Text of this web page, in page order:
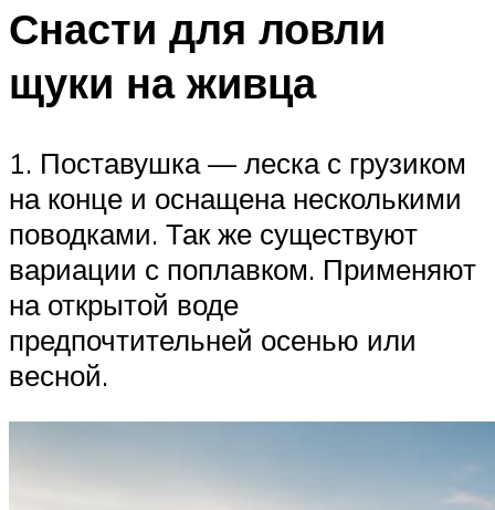
Снасти для ловли
щуки на живца
1. Поставушка — леска с грузиком
на конце и оснащена несколькими
поводками. Так же существуют
вариации с поплавком. Применяют
на открытой воде
предпочтительней осенью или
весной.